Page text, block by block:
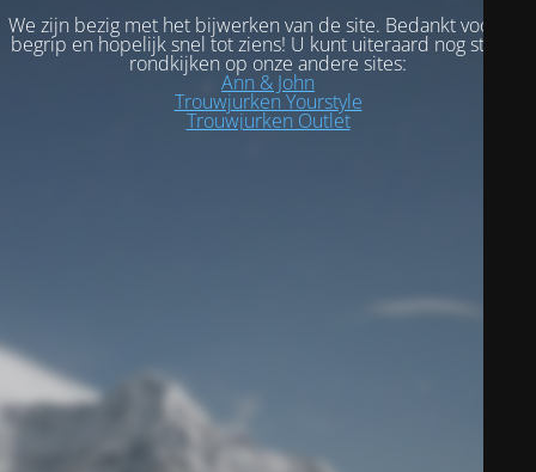
We zijn bezig met het bijwerken van de site. Bedankt voor uw
begrip en hopelijk snel tot ziens! U kunt uiteraard nog steeds
rondkijken op onze andere sites:
Ann & John
Trouwjurken Yourstyle
Trouwjurken Outlet